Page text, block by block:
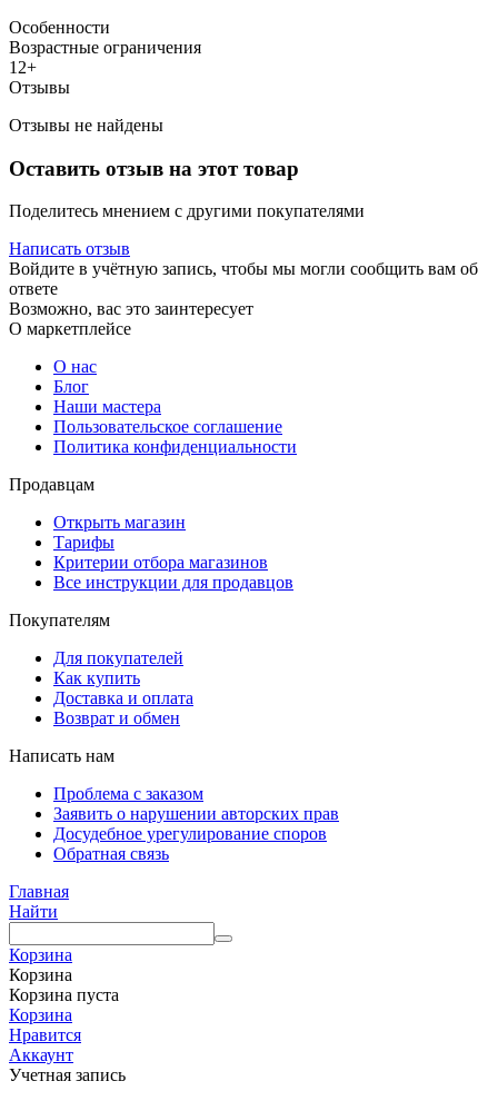
Особенности
Возрастные ограничения
12+
Отзывы
Отзывы не найдены
Оставить отзыв на этот товар
Поделитесь мнением с другими покупателями
Написать отзыв
Войдите в учётную запись, чтобы мы могли сообщить вам об
ответе
Возможно, вас это заинтересует
О маркетплейсе
О нас
Блог
Наши мастера
Пользовательское соглашение
Политика конфиденциальности
Продавцам
Открыть магазин
Тарифы
Критерии отбора магазинов
Все инструкции для продавцов
Покупателям
Для покупателей
Как купить
Доставка и оплата
Возврат и обмен
Написать нам
Проблема с заказом
Заявить о нарушении авторских прав
Досудебное урегулирование споров
Обратная связь
Главная
Найти
Корзина
Корзина
Корзина пуста
Корзина
Нравится
Аккаунт
Учетная запись